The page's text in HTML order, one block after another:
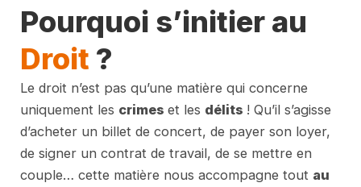
Pourquoi s’initier au
Droit ?
Le droit n’est pas qu’une matière qui concerne
uniquement les crimes et les délits ! Qu’il s’agisse
d’acheter un billet de concert, de payer son loyer,
de signer un contrat de travail, de se mettre en
couple… cette matière nous accompagne tout au